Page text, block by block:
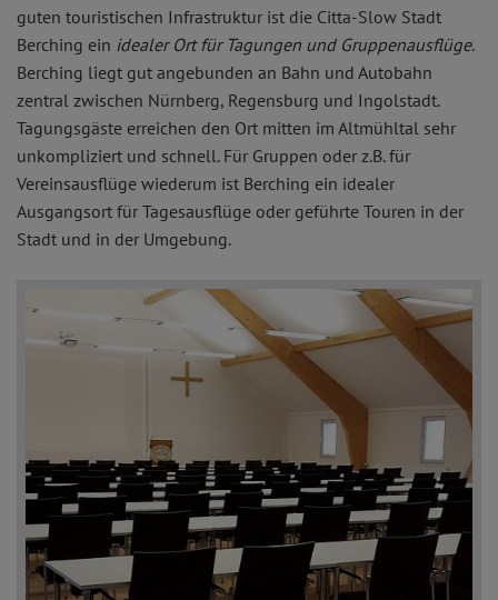
guten touristischen Infrastruktur ist die Citta-Slow Stadt
Berching ein idealer Ort für Tagungen und Gruppenausflüge.
Berching liegt gut angebunden an Bahn und Autobahn
zentral zwischen Nürnberg, Regensburg und Ingolstadt.
Tagungsgäste erreichen den Ort mitten im Altmühltal sehr
unkompliziert und schnell. Für Gruppen oder z.B. für
Vereinsausflüge wiederum ist Berching ein idealer
Ausgangsort für Tagesausflüge oder geführte Touren in der
Stadt und in der Umgebung.